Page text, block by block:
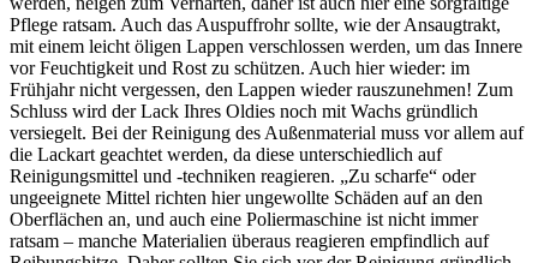
Pflege ratsam. Auch das Auspuffrohr sollte, wie der Ansaugtrakt,
mit einem leicht öligen Lappen verschlossen werden, um das Innere
vor Feuchtigkeit und Rost zu schützen. Auch hier wieder: im
Frühjahr nicht vergessen, den Lappen wieder rauszunehmen! Zum
Schluss wird der Lack Ihres Oldies noch mit Wachs gründlich
versiegelt. Bei der Reinigung des Außenmaterial muss vor allem auf
die Lackart geachtet werden, da diese unterschiedlich auf
Reinigungsmittel und -techniken reagieren. „Zu scharfe“ oder
ungeeignete Mittel richten hier ungewollte Schäden auf an den
Oberflächen an, und auch eine Poliermaschine ist nicht immer
ratsam – manche Materialien überaus reagieren empfindlich auf